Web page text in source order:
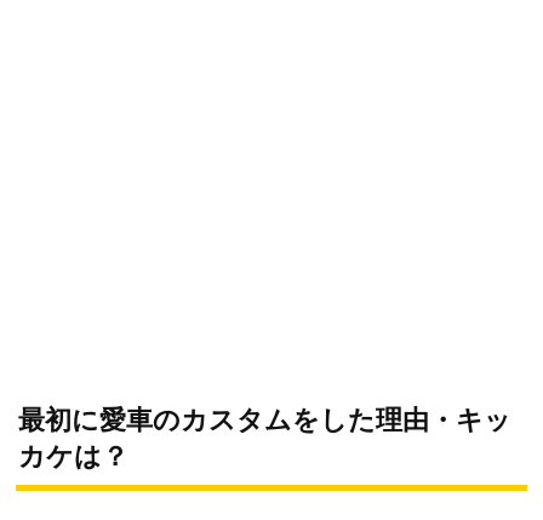
最初に愛車のカスタムをした理由・キッ
カケは？